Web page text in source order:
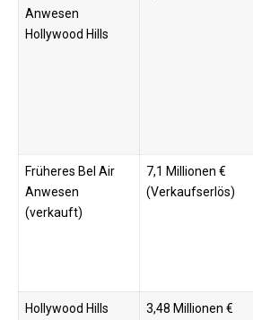
Anwesen
Hollywood Hills
Früheres Bel Air
Anwesen
(verkauft)
7,1 Millionen €
(Verkaufserlös)
Hollywood Hills
3,48 Millionen €